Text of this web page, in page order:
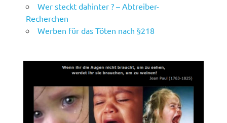
Wer steckt dahinter ? – Abtreiber-
Recherchen
Werben für das Töten nach §218